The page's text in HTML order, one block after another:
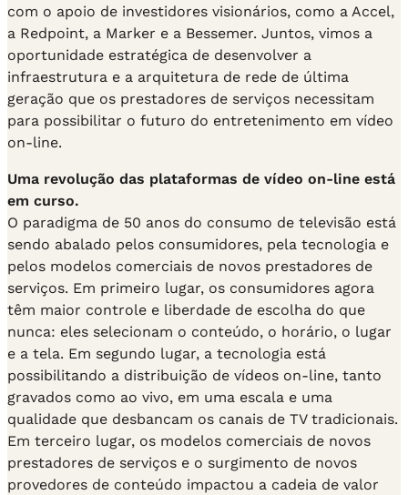
com o apoio de investidores visionários, como a Accel,
a Redpoint, a Marker e a Bessemer. Juntos, vimos a
oportunidade estratégica de desenvolver a
infraestrutura e a arquitetura de rede de última
geração que os prestadores de serviços necessitam
para possibilitar o futuro do entretenimento em vídeo
on-line.
Uma revolução das plataformas de vídeo on-line está
em curso.
O paradigma de 50 anos do consumo de televisão está
sendo abalado pelos consumidores, pela tecnologia e
pelos modelos comerciais de novos prestadores de
serviços. Em primeiro lugar, os consumidores agora
têm maior controle e liberdade de escolha do que
nunca: eles selecionam o conteúdo, o horário, o lugar
e a tela. Em segundo lugar, a tecnologia está
possibilitando a distribuição de vídeos on-line, tanto
gravados como ao vivo, em uma escala e uma
qualidade que desbancam os canais de TV tradicionais.
Em terceiro lugar, os modelos comerciais de novos
prestadores de serviços e o surgimento de novos
provedores de conteúdo impactou a cadeia de valor